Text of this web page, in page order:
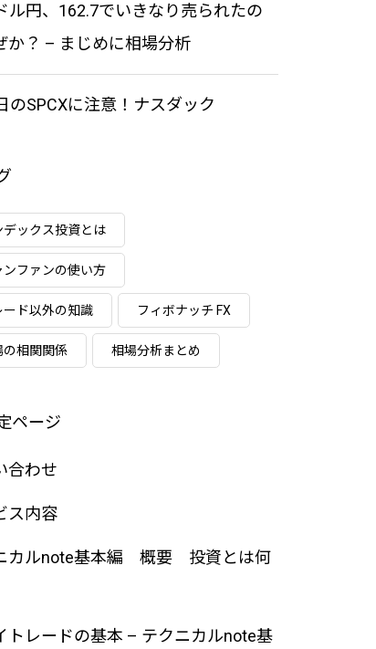
ル円、162.7でいきなり売られたの
か？ – まじめに相場分析
のSPCXに注意！ナスダック
デックス投資とは
ンファンの使い方
ード以外の知識 フィボナッチ FX
の相関関係 相場分析まとめ
ページ
合わせ
ス内容
カルnote基本編 概要 投資とは何
トレードの基本 – テクニカルnote基